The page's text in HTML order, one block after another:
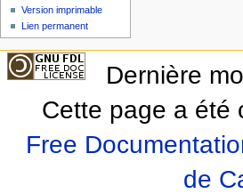
Version imprimable
Lien permanent
Dernière
Cette page a été
Free
de